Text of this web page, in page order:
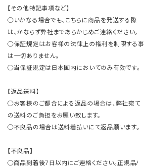
【その他特記事項など】
○いかなる場合でも、こちらに商品を発送する際
は、かならず弊社まであらかじめご連絡ください。
○保証規定はお客様の法律上の権利を制限する事
は一切ありません。
○当保証規定は日本国内においてのみ有効です。
【返品送料】
○お客様のご都合による返品の場合は、弊社宛て
の送料のご負担をお願い致します。
○不良品の場合は送料着払いにて返品願います。
【不良品】
○商品到着後7日以内にご連絡ください。正規品/